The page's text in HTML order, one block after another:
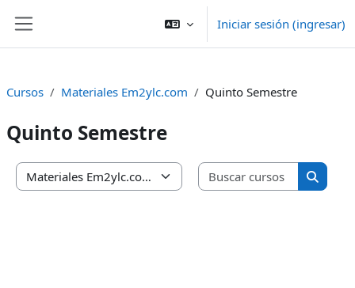
Iniciar sesión (ingresar)
Cursos Materiales Em2ylc.com Quinto Semestre
Quinto Semestre
Categorías
Buscar
Buscar